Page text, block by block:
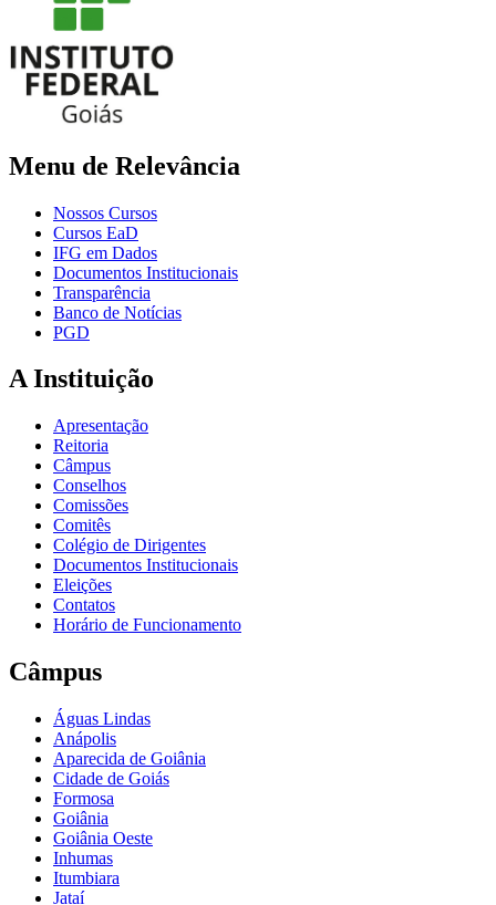
Menu de Relevância
Nossos Cursos
Cursos EaD
IFG em Dados
Documentos Institucionais
Transparência
Banco de Notícias
PGD
A Instituição
Apresentação
Reitoria
Câmpus
Conselhos
Comissões
Comitês
Colégio de Dirigentes
Documentos Institucionais
Eleições
Contatos
Horário de Funcionamento
Câmpus
Águas Lindas
Anápolis
Aparecida de Goiânia
Cidade de Goiás
Formosa
Goiânia
Goiânia Oeste
Inhumas
Itumbiara
Jataí